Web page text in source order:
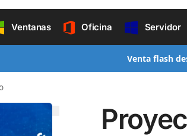
Ventanas Oficina Servidor
Venta flash